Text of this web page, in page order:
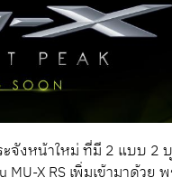
จังหน้าใหม่ ที่มี 2 แบบ 2
X RS เพิ่มเข้ามาด้วย